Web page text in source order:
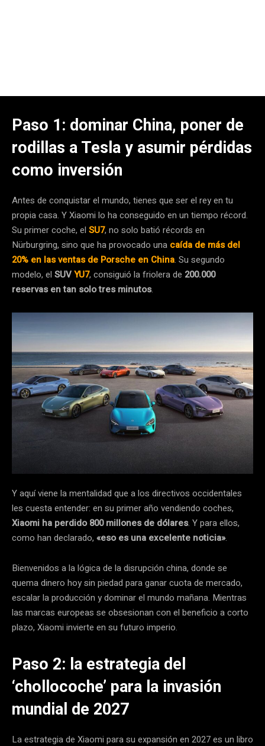
Paso 1: dominar China, poner de
rodillas a Tesla y asumir pérdidas
como inversión
Antes de conquistar el mundo, tienes que ser el rey en tu
propia casa. Y Xiaomi lo ha conseguido en un tiempo récord.
Su primer coche, el SU7, no solo batió récords en
Nürburgring, sino que ha provocado una caída de más del
20% en las ventas de Porsche en China. Su segundo
modelo, el SUVYU7, consiguió la friolera de 200.000
reservas en tan solo tres minutos.
Y aquí viene la mentalidad que a los directivos occidentales
les cuesta entender: en su primer año vendiendo coches,
Xiaomi ha perdido 800 millones de dólares. Y para ellos,
como han declarado, «eso es una excelente noticia».
Bienvenidos a la lógica de la disrupción china, donde se
quema dinero hoy sin piedad para ganar cuota de mercado,
escalar la producción y dominar el mundo mañana. Mientras
las marcas europeas se obsesionan con el beneficio a corto
plazo, Xiaomi invierte en su futuro imperio.
Paso 2: la estrategia del
‘chollocoche’ para la invasión
mundial de 2027
La estrategia de Xiaomi para su expansión en 2027 es un libro